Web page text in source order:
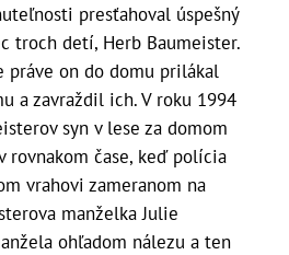
presťahoval úspešný
troch detí, Herb Baumeister.
práve on do domu prilákal
a zavraždil ich. V roku 1994
syn v lese za domom
čase, keď polícia
vrahovi zameranom na
manželka Julie
ohľadom nálezu a ten